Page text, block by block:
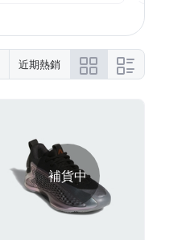
近期熱銷
補貨中